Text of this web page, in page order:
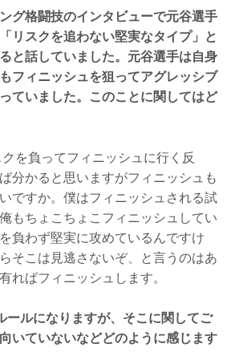
グ格闘技のインタビューで元谷選手
リスクを追わない堅実なタイプ」と
と話していました。元谷選手は自身
フィニッシュを狙ってアグレッシブ
ていました。このことに関してはど
を負ってフィニッシュに行く反
分かると思いますがフィニッシュも
ですか。僕はフィニッシュされる試
もちょこちょこフィニッシュしてい
負わず堅実に攻めているんですけ
そこは見逃さないぞ、と言うのはあ
ればフィニッシュします。
ールになりますが、そこに関してご
いていないなどどのように感じます